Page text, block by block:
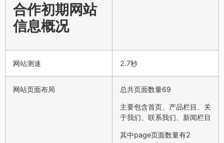
合作初期网站
信息概况
网站测速 2.7秒
网站页面布局 总共页面数量69
主要包含首页、产品栏目、关
于我们、联系我们、新闻栏目
其中page页面数量有2